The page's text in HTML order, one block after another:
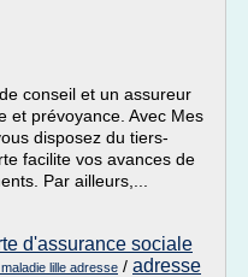
conseil et un assureur
et prévoyance. Avec Mes
disposez du tiers-
facilite vos avances de
Par ailleurs,...
d'assurance sociale
lille adresse / adresse